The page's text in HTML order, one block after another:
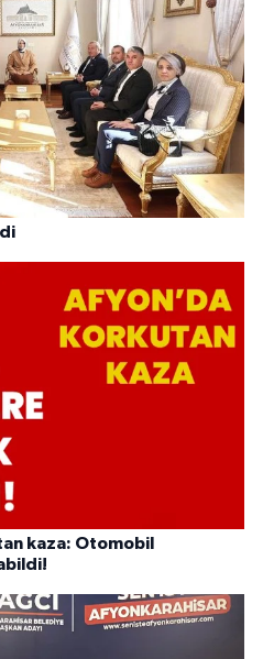
kaza: Otomobil